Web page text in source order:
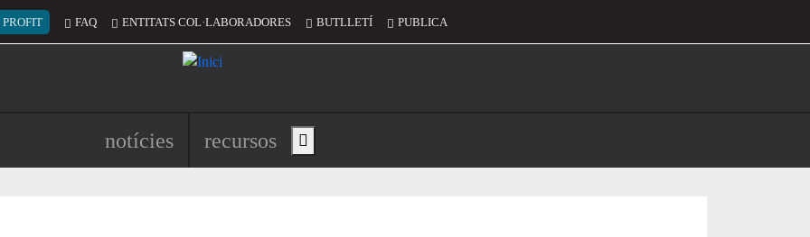
del compte d'usuari
PROFIT FAQ ENTITATS COL·LABORADORES BUTLLETÍ PUBLICA
Navegació principal de l'encapçalament
notícies recursos Show main menu